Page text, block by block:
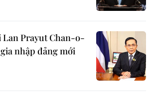
Prayut Chan-o-
nhập đảng mới